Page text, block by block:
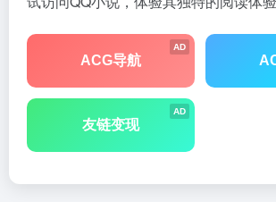
AD
ACG导航
AD
友链变现